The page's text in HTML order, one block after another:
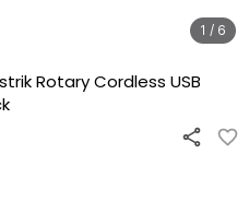
1 / 6
Rotary Cordless USB